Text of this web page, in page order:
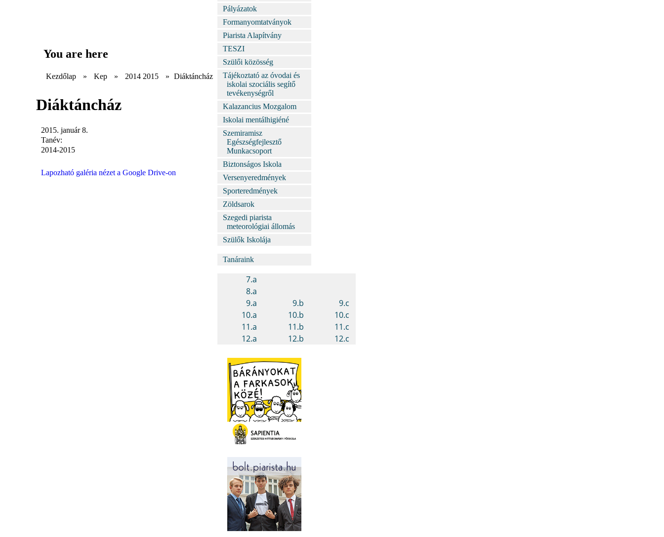
You are here
Kezdőlap » Kep » 2014 2015 » Diáktáncház
Diáktáncház
2015. január 8.
Tanév:
2014-2015
Lapozható galéria nézet a Google Drive-on
Pályázatok
Formanyomtatványok
Piarista Alapítvány
TESZI
Szülői közösség
Tájékoztató az óvodai és
iskolai szociális segítő
tevékenységről
Kalazancius Mozgalom
Iskolai mentálhigiéné
Szemiramisz
Egészségfejlesztő
Munkacsoport
Biztonságos Iskola
Versenyeredmények
Sporteredmények
Zöldsarok
Szegedi piarista
meteorológiai állomás
Szülők Iskolája
Tanáraink